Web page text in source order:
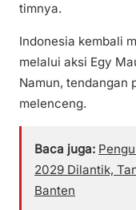
timnya.
Indonesia kembali
melalui aksi Egy
Namun, tendangan
melenceng.
Baca juga:
2029 Dilantik,
Banten